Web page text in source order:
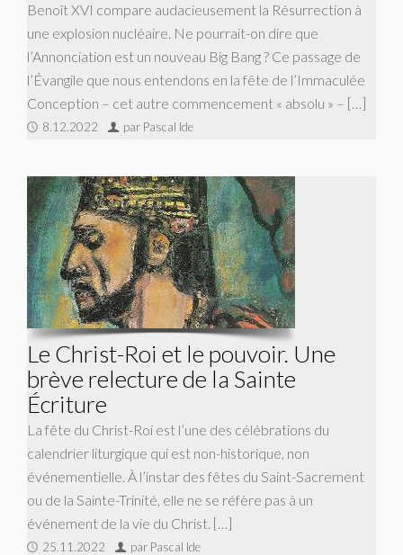
Benoît XVI compare audacieusement la Résurrection à
une explosion nucléaire. Ne pourrait-on dire que
l’Annonciation est un nouveau Big Bang ? Ce passage de
l’Évangile que nous entendons en la fête de l’Immaculée
Conception – cet autre commencement « absolu » – […]
8.12.2022 par Pascal Ide
Le Christ-Roi et le pouvoir. Une
brève relecture de la Sainte
Écriture
La fête du Christ-Roi est l’une des célébrations du
calendrier liturgique qui est non-historique, non
événementielle. À l’instar des fêtes du Saint-Sacrement
ou de la Sainte-Trinité, elle ne se réfère pas à un
événement de la vie du Christ. […]
25.11.2022 par Pascal Ide